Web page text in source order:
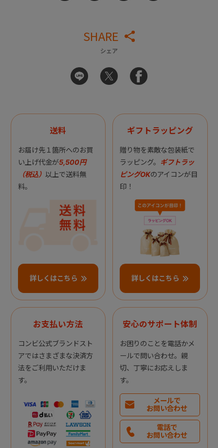
SHARE
シェア
送料
お届け先１箇所へのお買
い上げ代金が5,500円
（税込） 以上で送料無
料。
詳しくはこちら
ギフトラッピング
贈り物を素敵な包装紙で
ラッピング。 ギフトラッ
ピングOKのアイコンが目
印！
詳しくはこちら
お支払い方法
コンビ公式ブランドスト
アではさまざまな決済方
法をご利用いただけま
す。
安心のサポート体制
お困りのことを電話かメ
ールで問い合わせ。親
切、丁寧にお応えしま
す。
メールで
お問い合わせ
電話で
お問い合わせ